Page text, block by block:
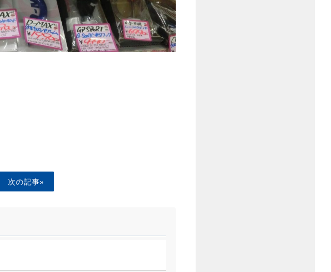
次の記事»